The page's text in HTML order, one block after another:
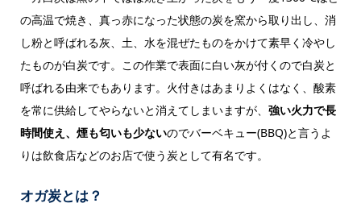
の高温で焼き、真っ赤になった状態の炭を窯から取り出し、消
し粉と呼ばれる灰、土、水を混ぜたものをかけて素早く冷やし
たものが白炭です。この作業で表面に白い灰が付くので白炭と
呼ばれる由来でもあります。火付きはあまりよくはなく、酸素
を常に供給してやらないと消えてしまいますが、 強い火力で長
時間使え、煙も匂いも少ないのでバーベキュー(BBQ)と言うよ
りは飲食店などのお店で使う炭として有名です。
オガ炭とは？